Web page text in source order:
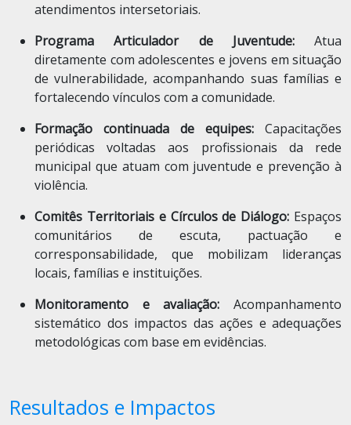
atendimentos intersetoriais.
Programa Articulador de Juventude:Atua
diretamente com adolescentes e jovens em situação
de vulnerabilidade, acompanhando suas famílias e
fortalecendo vínculos com a comunidade.
Formação continuada de equipes: Capacitações
periódicas voltadas aos profissionais da rede
municipal que atuam com juventude e prevenção à
violência.
Comitês Territoriais e Círculos de Diálogo: Espaços
comunitários de escuta, pactuação e
corresponsabilidade, que mobilizam lideranças
locais, famílias e instituições.
Monitoramento e avaliação: Acompanhamento
sistemático dos impactos das ações e adequações
metodológicas com base em evidências.
Resultados e Impactos